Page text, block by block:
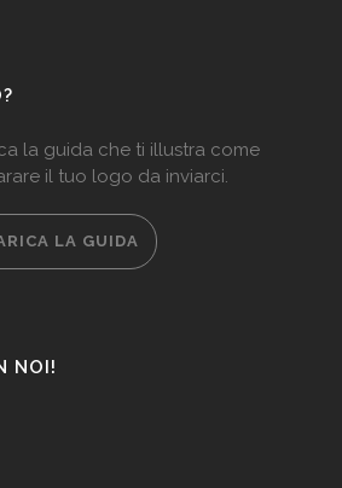
la guida che ti illustra come
il tuo logo da inviarci.
LA GUIDA
NOI!